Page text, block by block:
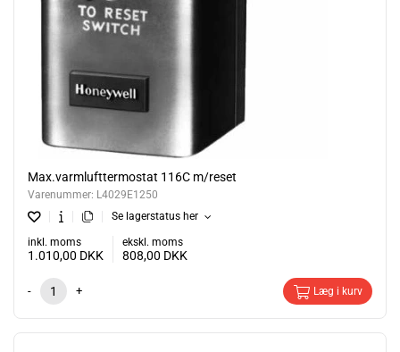
Max.varmlufttermostat 116C m/reset
Varenummer: L4029E1250
Se lagerstatus her
inkl. moms
1.010,00 DKK
ekskl. moms
808,00 DKK
- + Læg i kurv